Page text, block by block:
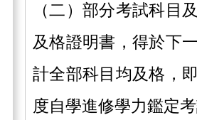
（二）部分考試科目
及格證明書，得於下
計全部科目均及格，
度自學進修學力鑑定